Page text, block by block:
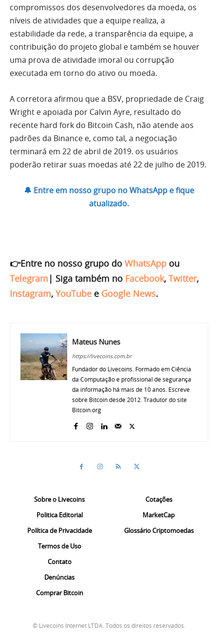
compromissos dos desenvolvedores da moeda, os
níveis de atividades que a equipe realiza, a
estabilidade da rede, a transparência da equipe, a
contribuição do projeto global e também se houver
uma prova de atividade imoral ou corrupção
executada em torno do ativo ou moeda.
A corretora afirmou que a BSV, propriedade de Craig
Wright e apoiada por Calvin Ayre, resultado do
recente hard fork do Bitcoin Cash, não atende aos
padrões da Binance e, como tal, a negociação
terminará em 22 de abril de 2019. os usuários
poderão retirar suas moedas até 22 de julho de 2019.
🔔 Entre em nosso grupo no WhatsApp e fique
atualizado.
👉Entre no nosso grupo do WhatsApp ou
Telegram | Siga também no Facebook, Twitter,
Instagram, YouTube e Google News.
Mateus Nunes
https://livecoins.com.br
Fundador do Livecoins. Formado em Ciência
da Computação e profissional de segurança
da informação há mais de 10 anos. Escreve
sobre Bitcoin desde 2012. Tradutor do site
Bitcoin.org
Sobre o Livecoins
Politica Editorial
Política de Privacidade
Termos de Uso
Contato
Denúncias
Comprar Bitcoin
Cotações
MarketCap
Glossário Criptomoedas
© Livecoins Internet LTDA. Todos os direitos reservados.